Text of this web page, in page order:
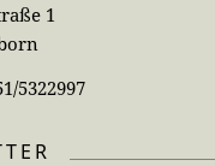
1
5322997